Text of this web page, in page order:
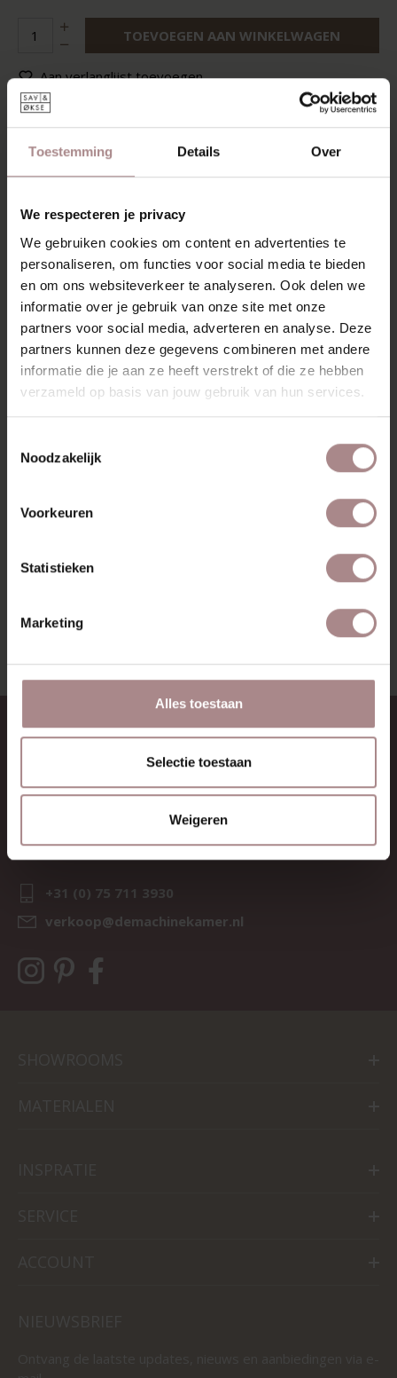
Toestemming Details Over
We respecteren je privacy
We gebruiken cookies om content en advertenties te
personaliseren, om functies voor social media te bieden
en om ons websiteverkeer te analyseren. Ook delen we
informatie over je gebruik van onze site met onze
partners voor social media, adverteren en analyse. Deze
partners kunnen deze gegevens combineren met andere
informatie die je aan ze heeft verstrekt of die ze hebben
verzameld op basis van jouw gebruik van hun services.
Noodzakelijk
Voorkeuren
Statistieken
Marketing
Alles toestaan
Selectie toestaan
Weigeren
TOEVOEGEN AAN WINKELWAGEN
Aan verlanglijst toevoegen
Op voorraad:
Levertijd: 2-5 werkdagen
RECENT BEKEKEN
STOFSTAAL
VANAF
CONTACT
Sav & Økse is een onderdeel van
De Machinekamer
IBAN:NL21 RABO 0126 3237 47
+31 (0) 75 711 3930
verkoop@demachinekamer.nl